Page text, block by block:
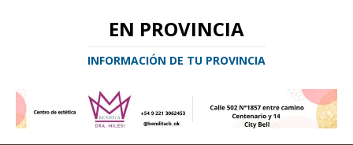
EN PROVINCIA
INFORMACIÓN DE TU PROVINCIA